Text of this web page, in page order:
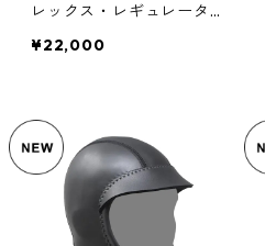
レックス・レギュレータ
プ・ロングスリーブ・トッ
tor® Lite Front-Zip Long
-Sleeved Wetsuit Top
日本正規品 88564
¥22,000